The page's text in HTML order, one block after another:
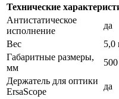
Технические
Антистатическое
исполнение
да
Вес
5,0
Габаритные размеры,
мм
Держатель для оптики
ErsaScope
да